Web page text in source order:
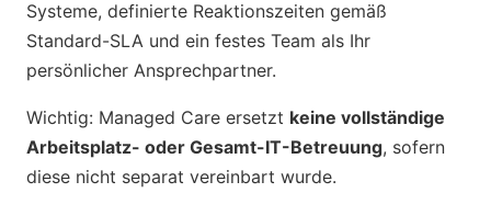
Systeme, definierte Reaktionszeiten gemäß
Standard-SLA und ein festes Team als Ihr
persönlicher Ansprechpartner.
Wichtig: Managed Care ersetzt keine vollständige
Arbeitsplatz- oder Gesamt-IT-Betreuung, sofern
diese nicht separat vereinbart wurde.